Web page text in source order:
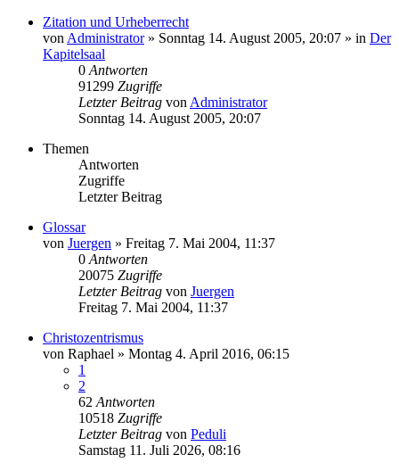
Zitation und Urheberrecht
von Administrator» Sonntag 14. August 2005, 20:07 » in Der
Kapitelsaal
0 Antworten
91299 Zugriffe
Letzter Beitrag von Administrator
Sonntag 14. August 2005, 20:07
Themen
Antworten
Zugriffe
Letzter Beitrag
Glossar
von Juergen » Freitag 7. Mai 2004, 11:37
0 Antworten
20075 Zugriffe
Letzter Beitrag von Juergen
Freitag 7. Mai 2004, 11:37
Christozentrismus
von Raphael » Montag 4. April 2016, 06:15
1
2
62 Antworten
10518 Zugriffe
Letzter Beitrag von Peduli
Samstag 11. Juli 2026, 08:16